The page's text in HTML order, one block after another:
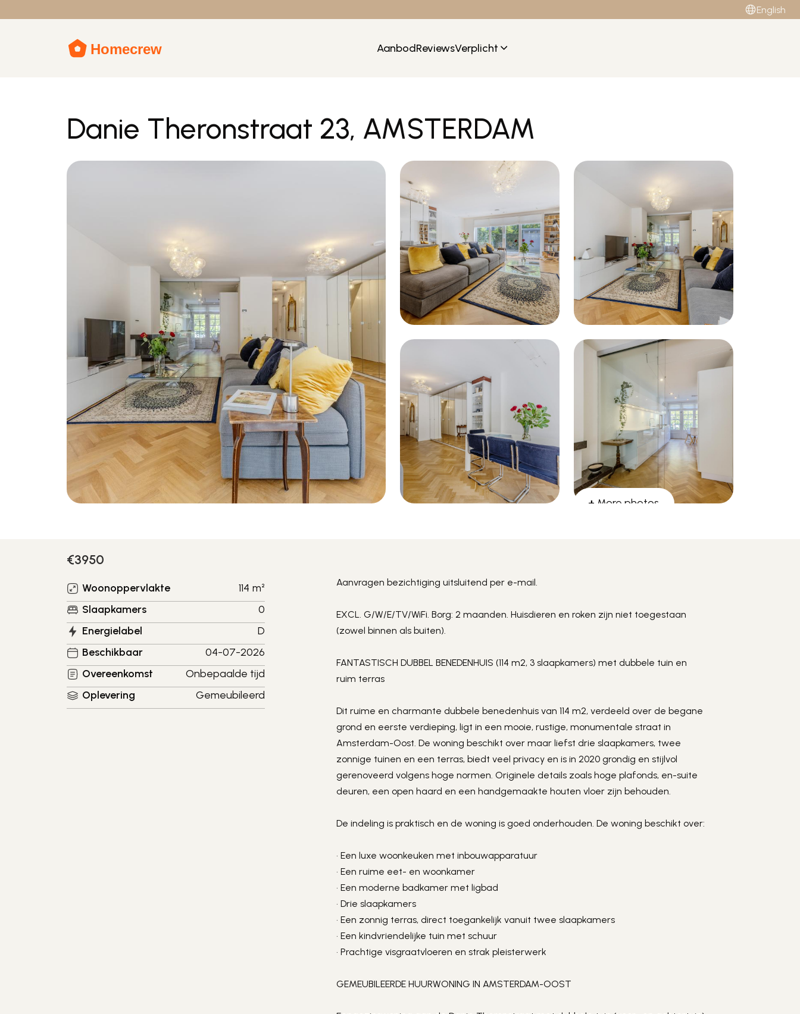
English
AanbodReviewsVerplicht
Danie Theronstraat 23, AMSTERDAM
+ More photos
€3950
Woonoppervlakte 114 m²
Slaapkamers
0
Energielabel
D
Beschikbaar
04-07-2026
Overeenkomst
Onbepaalde tijd
Oplevering
Gemeubileerd
Aanvragen bezichtiging uitsluitend per e-mail.
EXCL. G/W/E/TV/WiFi. Borg: 2 maanden. Huisdieren en roken zijn niet toegestaan
(zowel binnen als buiten).
FANTASTISCH DUBBEL BENEDENHUIS (114 m2, 3 slaapkamers) met dubbele tuin en
ruim terras
Dit ruime en charmante dubbele benedenhuis van 114 m2, verdeeld over de begane
grond en eerste verdieping, ligt in een mooie, rustige, monumentale straat in
Amsterdam-Oost. De woning beschikt over maar liefst drie slaapkamers, twee
zonnige tuinen en een terras, biedt veel privacy en is in 2020 grondig en stijlvol
gerenoveerd volgens hoge normen. Originele details zoals hoge plafonds, en-suite
deuren, een open haard en een handgemaakte houten vloer zijn behouden.
De indeling is praktisch en de woning is goed onderhouden. De woning beschikt over:
• Een luxe woonkeuken met inbouwapparatuur
• Een ruime eet- en woonkamer
• Een moderne badkamer met ligbad
• Drie slaapkamers
• Een zonnig terras, direct toegankelijk vanuit twee slaapkamers
• Een kindvriendelijke tuin met schuur
• Prachtige visgraatvloeren en strak pleisterwerk
GEMEUBILEERDE HUURWONING IN AMSTERDAM-OOST